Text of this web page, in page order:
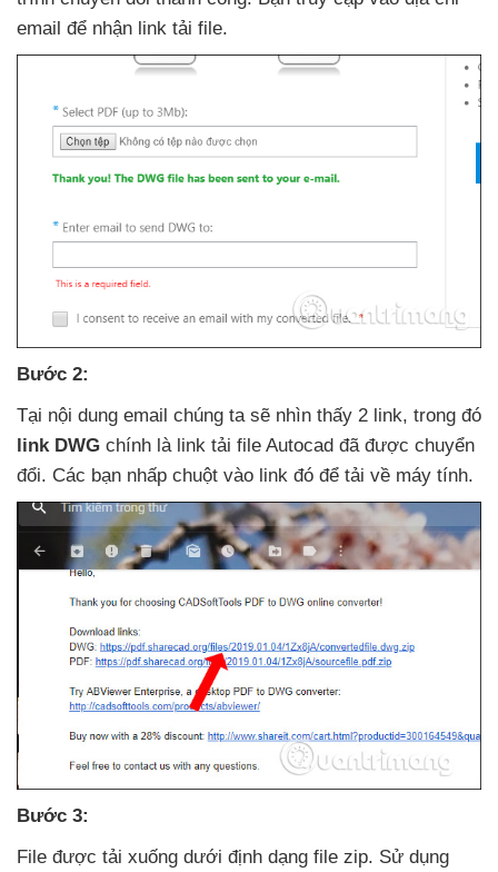
email để nhận link tải file.
Bước 2:
Tại nội dung email chúng ta sẽ nhìn thấy 2 link, trong đó
link DWG chính là link tải file Autocad đã được chuyển
đổi. Các bạn nhấp chuột vào link đó để tải về máy tính.
Bước 3:
File được tải xuống dưới định dạng file zip. Sử dụng